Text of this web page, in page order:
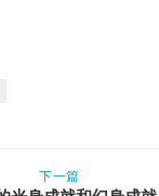
下一篇